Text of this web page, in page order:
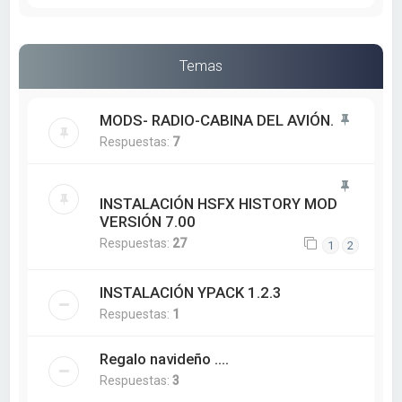
Temas
MODS- RADIO-CABINA DEL AVIÓN.
Respuestas: 7
INSTALACIÓN HSFX HISTORY MOD
VERSIÓN 7.00
Respuestas: 27 1 2
INSTALACIÓN YPACK 1.2.3
Respuestas: 1
Regalo navideño ....
Respuestas:3